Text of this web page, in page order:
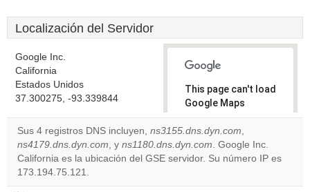
Localización del Servidor
Google Inc.
California
Estados Unidos
37.300275, -93.339844
This page can't load
Google Maps
correctly.
Do you
own this
OK
Sus 4 registros DNS incluyen, ns3155.dns.dyn.com,
ns4179.dns.dyn.com, y ns1180.dns.dyn.com. Google Inc.
California es la ubicación del GSE servidor. Su número IP es
173.194.75.121.